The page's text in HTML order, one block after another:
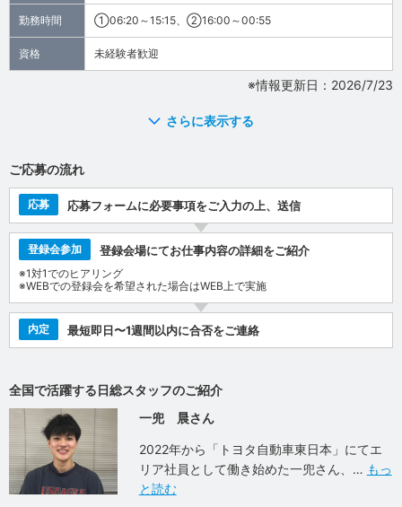
勤務時間 ①06:20～15:15、②16:00～00:55
資格 未経験者歓迎
※情報更新日：2026/7/23
さらに表示する
ご応募の流れ
応募 応募フォームに必要事項をご入力の上、送信
登録会参加 登録会場にてお仕事内容の詳細をご紹介
※1対1でのヒアリング
※WEBでの登録会を希望された場合はWEB上で実施
内定 最短即日〜1週間以内に合否をご連絡
全国で活躍する日総スタッフのご紹介
一兜 晨さん
2022年から「トヨタ自動車東日本」にてエ
リア社員として働き始めた一兜さん、
もっ
と読む